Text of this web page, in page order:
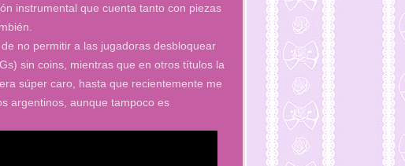
instrumental que cuenta tanto con piezas
no permitir a las jugadoras desbloquear
sin coins, mientras que en otros títulos la
súper caro, hasta que recientemente me
argentinos, aunque tampoco es